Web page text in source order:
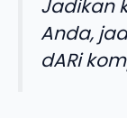
Jadikan
Anda,
dARi